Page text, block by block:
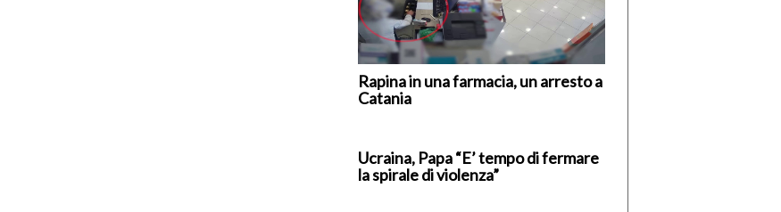
Rapina in una farmacia, un arresto a
Catania
Ucraina, Papa “E’ tempo di fermare
la spirale di violenza”